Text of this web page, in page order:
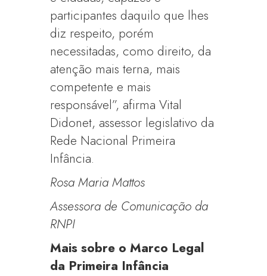
participantes daquilo que lhes
diz respeito, porém
necessitadas, como direito, da
atenção mais terna, mais
competente e mais
responsável”, afirma Vital
Didonet, assessor legislativo da
Rede Nacional Primeira
Infância.
Rosa Maria Mattos
Assessora de Comunicação da
RNPI
Mais sobre o Marco Legal
da Primeira Infância